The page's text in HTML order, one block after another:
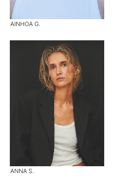
AINHOA G.
ANNA S.